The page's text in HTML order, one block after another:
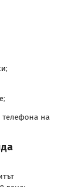
телефона на